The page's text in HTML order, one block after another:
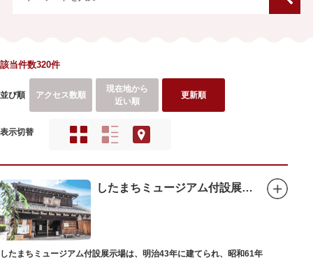
該当件数320件
並び順 アクセス数順
現在地から
近い順
更新順
表示切替
したまちミュージアム付設展示場（旧吉田屋酒店）
したまちミュージアム付設展示場は、明治43年に建てられ、昭和61年